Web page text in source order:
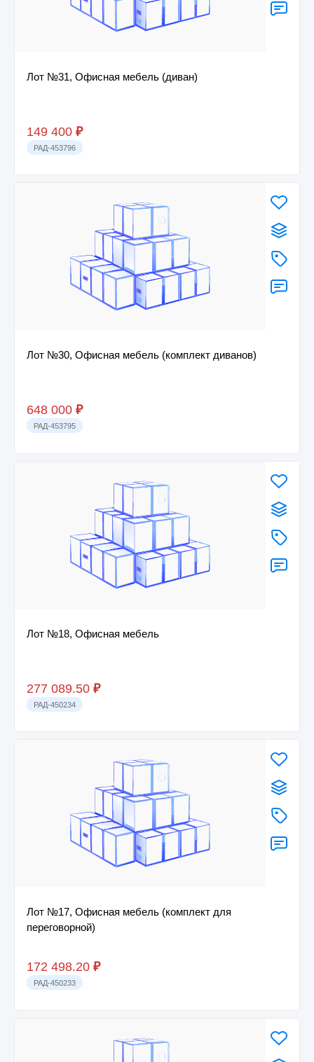
Лот №31, Офисная мебель (диван)
149 400 ₽
РАД-453796
Лот №30, Офисная мебель (комплект диванов)
648 000 ₽
РАД-453795
Лот №18, Офисная мебель
277 089.50 ₽
РАД-450234
Лот №17, Офисная мебель (комплект для
переговорной)
172 498.20 ₽
РАД-450233